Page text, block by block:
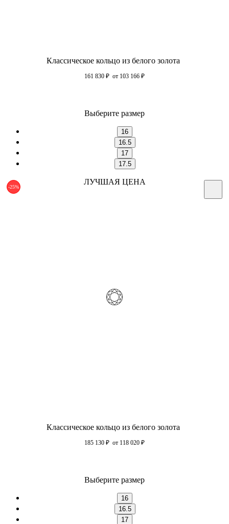
Классическое кольцо из белого золота
161 830 ₽ от 103 166 ₽
Выберите размер
16
16.5
17
17.5
-25%
ЛУЧШАЯ ЦЕНА
Классическое кольцо из белого золота
185 130 ₽ от 118 020 ₽
Выберите размер
16
16.5
17